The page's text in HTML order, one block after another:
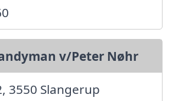
v/Peter Nøhr
3550 Slangerup